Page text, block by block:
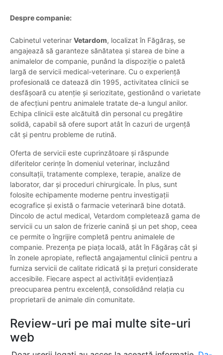
Despre companie:
Cabinetul veterinar Vetardom, localizat în Făgăraș, se
angajează să garanteze sănătatea și starea de bine a
animalelor de companie, punând la dispoziție o paletă
largă de servicii medical-veterinare. Cu o experiență
profesională ce datează din 1995, activitatea clinicii se
desfășoară cu atenție și seriozitate, gestionând o varietate
de afecțiuni pentru animalele tratate de-a lungul anilor.
Echipa clinicii este alcătuită din personal cu pregătire
solidă, capabil să ofere suport atât în cazuri de urgență
cât și pentru probleme de rutină.
Oferta de servicii este cuprinzătoare și răspunde
diferitelor cerințe în domeniul veterinar, incluzând
consultații, tratamente complexe, terapie, analize de
laborator, dar și proceduri chirurgicale. În plus, sunt
folosite echipamente moderne pentru investigații
ecografice și există o farmacie veterinară bine dotată.
Dincolo de actul medical, Vetardom completează gama de
servicii cu un salon de frizerie canină și un pet shop, ceea
ce permite o îngrijire completă pentru animalele de
companie. Prezența pe piața locală, atât în Făgăraș cât și
în zonele apropiate, reflectă angajamentul clinicii pentru a
furniza servicii de calitate ridicată și la prețuri considerate
accesibile. Fiecare aspect al activității evidențiază
preocuparea pentru excelență, consolidând relația cu
proprietarii de animale din comunitate.
Review-uri pe mai multe site-uri
web